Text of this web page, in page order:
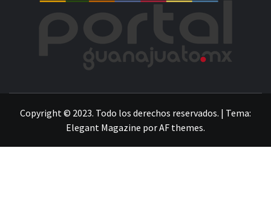
Copyright © 2023. Todo los derechos reservados. | Tema:
Elegant Magazine porAF themes.